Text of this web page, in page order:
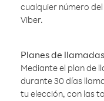
cualquier número
Viber.
Planes de
Mediante el plan de
durante 30 días
tu elección, con las